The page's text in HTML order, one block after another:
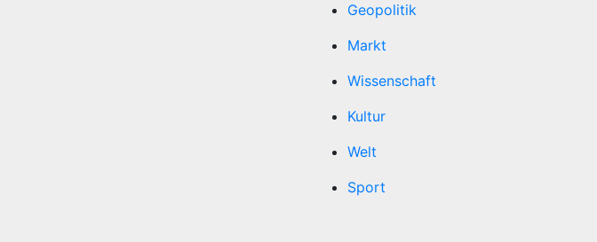
Geopolitik
Markt
Wissenschaft
Kultur
Welt
Sport